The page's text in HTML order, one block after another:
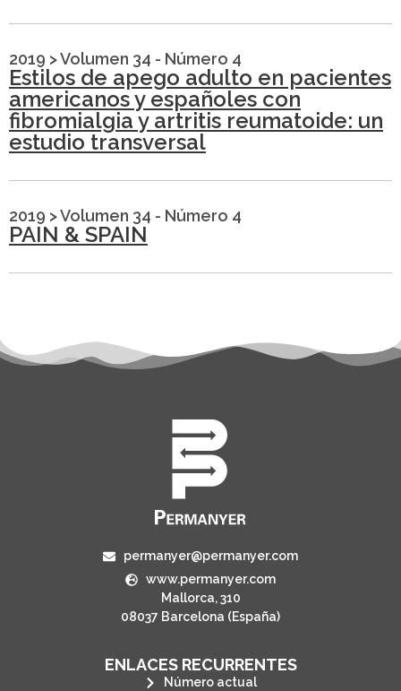
2019 >Volumen 34 - Número 4
Estilos de apego adulto en pacientes
americanos y españoles con
fibromialgia y artritis reumatoide: un
estudio transversal
2019 >Volumen 34 - Número 4
PAIN & SPAIN
permanyer@permanyer.com
www.permanyer.com
Mallorca, 310
08037 Barcelona (España)
ENLACES RECURRENTES
Número actual